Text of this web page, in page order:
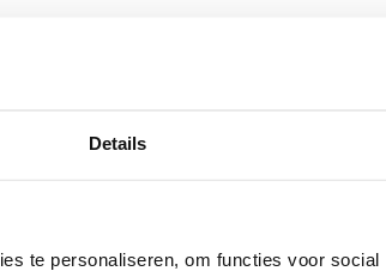
Details
te personaliseren, om functies voor